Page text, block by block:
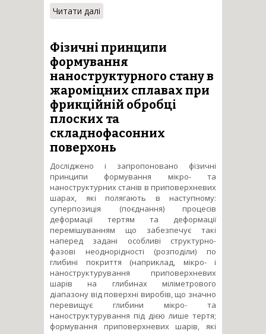
Читати далі
закономірностей створення
сплавах та взаємозв’язку між
їх складом, будовою і
властивостями
Фізичні принципи
формування
наноструктурного стану в
жароміцних сплавах при
фрикційній обробці
плоских та
складнофасонних
поверхонь
Досліджено і запропоновано фізичні
принципи формування мікро- та
наноструктурних станів в приповерхневих
шарах, які полягають в наступному:
суперпозиція (поєднання) процесів
деформації тертям та деформації
перемішуванням що забезпечує такі
наперед задані особливі структурно-
фазові неоднорідності (розподіли) по
глибині покриття (наприклад, мікро- і
наноструктурування приповерхневих
шарів на глибинах міліметрового
діапазону від поверхні виробів, що значно
перевищує глибини мікро- та
наноструктурування під дією лише тертя;
формування приповерхневих шарів, які